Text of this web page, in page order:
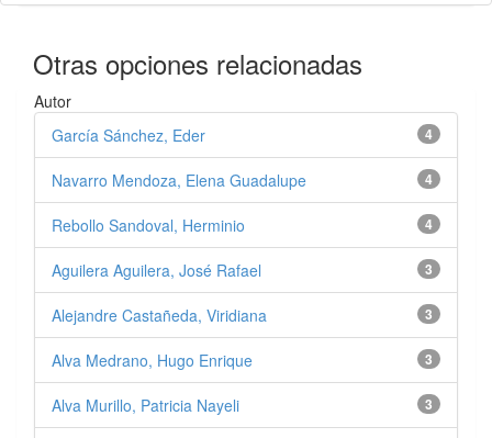
Otras opciones relacionadas
Autor
4
García Sánchez, Eder
4
Navarro Mendoza, Elena Guadalupe
4
Rebollo Sandoval, Herminio
3
Aguilera Aguilera, José Rafael
3
Alejandre Castañeda, Viridiana
3
Alva Medrano, Hugo Enrique
3
Alva Murillo, Patricia Nayeli